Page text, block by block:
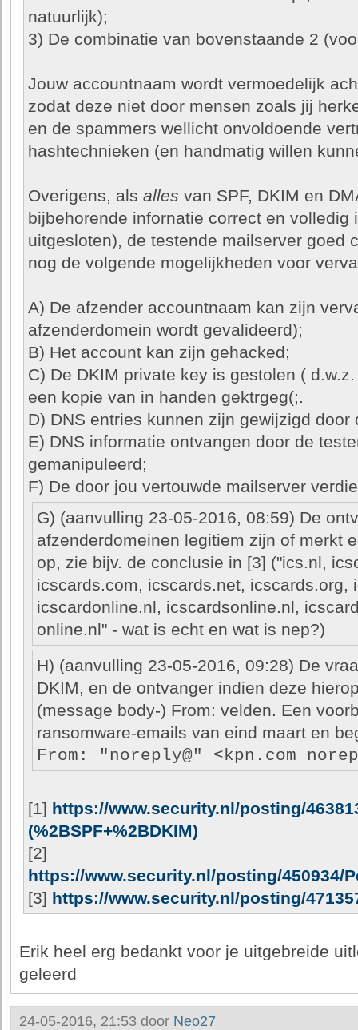
natuurlijk);
3) De combinatie van bovenstaande 2
Jouw accountnaam wordt vermoedelijk
zodat deze niet door mensen zoals jij
en de spammers wellicht onvoldoende
hashtechnieken (en handmatig willen
Overigens, als alles van SPF, DKIM en
bijbehorende infornatie correct en volledig
uitgesloten), de testende mailserver goed
nog de volgende mogelijkheden voor
A) De afzender accountnaam kan zijn
afzenderdomein wordt gevalideerd);
B) Het account kan zijn gehacked;
C) De DKIM private key is gestolen (
een kopie van in handen gektrgeg(;.
D) DNS entries kunnen zijn gewijzigd door
E) DNS informatie ontvangen door de
gemanipuleerd;
F) De door jou vertouwde mailserver
G) (aanvulling 23-05-2016, 08:59) De
afzenderdomeinen legitiem zijn of merkt
op, zie bijv. de conclusie in [3] ("ics.nl,
icscards.com, icscards.net, icscards.org,
icscardonline.nl, icscardsonline.nl,
online.nl" - wat is echt en wat is nep?)
H) (aanvulling 23-05-2016, 09:28) De
DKIM, en de ontvanger indien deze
(message body-) From: velden. Een
ransomware-emails van eind maart en
From: "noreply@" <kpn.com
[1] https://www.security.nl/posting/
(%2BSPF+%2BDKIM)
[2]
https://www.security.nl/posting/450934/
[3] https://www.security.nl/posting/
Erik heel erg bedankt voor je uitgebreide
geleerd
24-05-2016, 21:53 door Neo27